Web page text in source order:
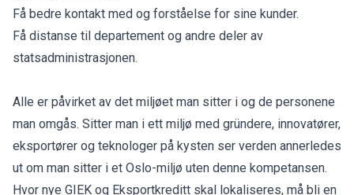
Få bedre kontakt med og forståelse for sine kunder.
Få distanse til departement og andre deler av
statsadministrasjonen.
Alle er påvirket av det miljøet man sitter i og de personene
man omgås. Sitter man i ett miljø med gründere, innovatører,
eksportører og teknologer på kysten ser verden annerledes
ut om man sitter i et Oslo-miljø uten denne kompetansen.
Hvor nye GIEK og Eksportkreditt skal lokaliseres, må bli en